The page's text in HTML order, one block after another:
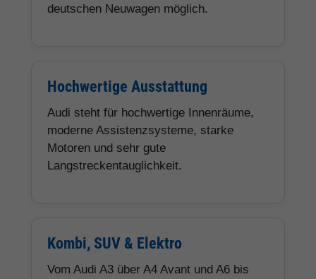
deutschen Neuwagen möglich.
Hochwertige Ausstattung
Audi steht für hochwertige Innenräume,
moderne Assistenzsysteme, starke
Motoren und sehr gute
Langstreckentauglichkeit.
Kombi, SUV & Elektro
Vom Audi A3 über A4 Avant und A6 bis